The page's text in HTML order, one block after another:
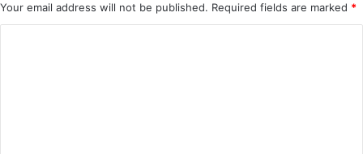
Your email address will not be published. Required fields are marked *